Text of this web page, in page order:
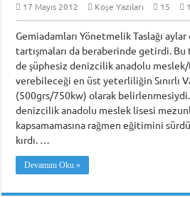
17 Mayıs 2012 Köşe Yazıları 15
Gemiadamları Yönetmelik Taslağı aylar
tartışmaları da beraberinde getirdi.
de şüphesiz denizcilik anadolu
verebileceği en üst yeterliliğin Sınırlı
(500grs/750kw) olarak belirlenmesiydi.
denizcilik anadolu meslek lisesi
kapsamamasına rağmen eğitimini
kırdı. …
Devamını Oku »